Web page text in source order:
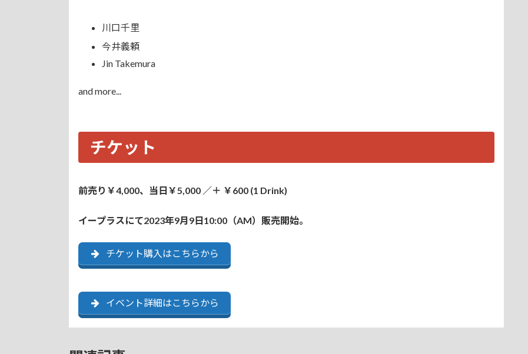
川口千里
今井義頼
Jin Takemura
and more...
チケット
前売り￥4,000、当日￥5,000 ／＋ ￥600 (1 Drink)
イープラスにて2023年9月9日10:00（AM）販売開始。
チケット購入はこちらから
イベント詳細はこちらから